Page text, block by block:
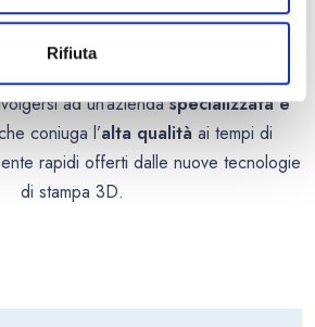
Rifiuta
del laser melting, prima riservati ai
studi e nei laboratori odontotecnici
ad un’aziendaspecializzata e
coniuga l’alta qualità ai tempi di
rapidi offerti dalle nuove tecnologie
di stampa 3D.